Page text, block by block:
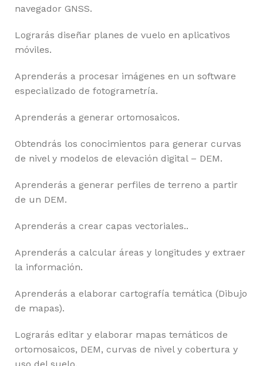
navegador GNSS.
Lograrás diseñar planes de vuelo en aplicativos
móviles.
Aprenderás a procesar imágenes en un software
especializado de fotogrametría.
Aprenderás a generar ortomosaicos.
Obtendrás los conocimientos para generar curvas
de nivel y modelos de elevación digital – DEM.
Aprenderás a generar perfiles de terreno a partir
de un DEM.
Aprenderás a crear capas vectoriales..
Aprenderás a calcular áreas y longitudes y extraer
la información.
Aprenderás a elaborar cartografía temática (Dibujo
de mapas).
Lograrás editar y elaborar mapas temáticos de
ortomosaicos, DEM, curvas de nivel y cobertura y